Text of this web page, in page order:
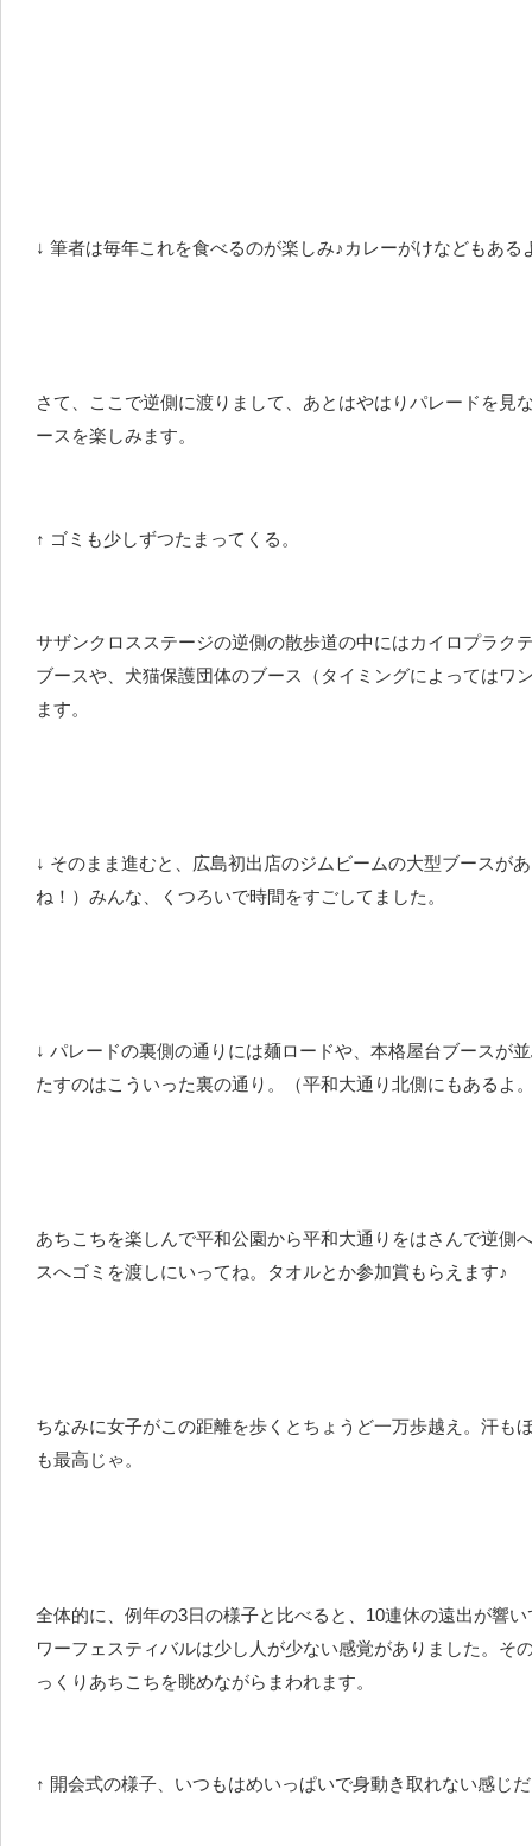
↓ 筆者は毎年これを食べるのが楽しみ♪カレーがけなどもある
さて、ここで逆側に渡りまして、あとはやはりパレードを見
ースを楽しみます。
↑ ゴミも少しずつたまってくる。
サザンクロスステージの逆側の散歩道の中にはカイロプラク
ブースや、犬猫保護団体のブース（タイミングによってはワ
ます。
↓ そのまま進むと、広島初出店のジムビームの大型ブースが
ね！）みんな、くつろいで時間をすごしてました。
↓ パレードの裏側の通りには麺ロードや、本格屋台ブースが
たすのはこういった裏の通り。（平和大通り北側にもあるよ
あちこちを楽しんで平和公園から平和大通りをはさんで逆側
スへゴミを渡しにいってね。タオルとか参加賞もらえます♪
ちなみに女子がこの距離を歩くとちょうど一万歩越え。汗も
も最高じゃ。
全体的に、例年の3日の様子と比べると、10連休の遠出が響
ワーフェスティバルは少し人が少ない感覚がありました。そ
っくりあちこちを眺めながらまわれます。
↑ 開会式の様子、いつもはめいっぱいで身動き取れない感じ